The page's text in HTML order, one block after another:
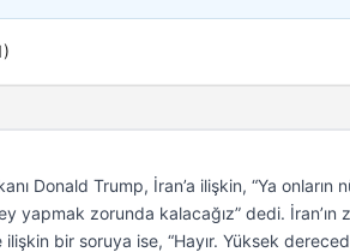
Donald Trump, İran’a ilişkin, “Ya
yapmak zorunda kalacağız” dedi.
ilişkin bir soruya ise, “Hayır. Yüksek